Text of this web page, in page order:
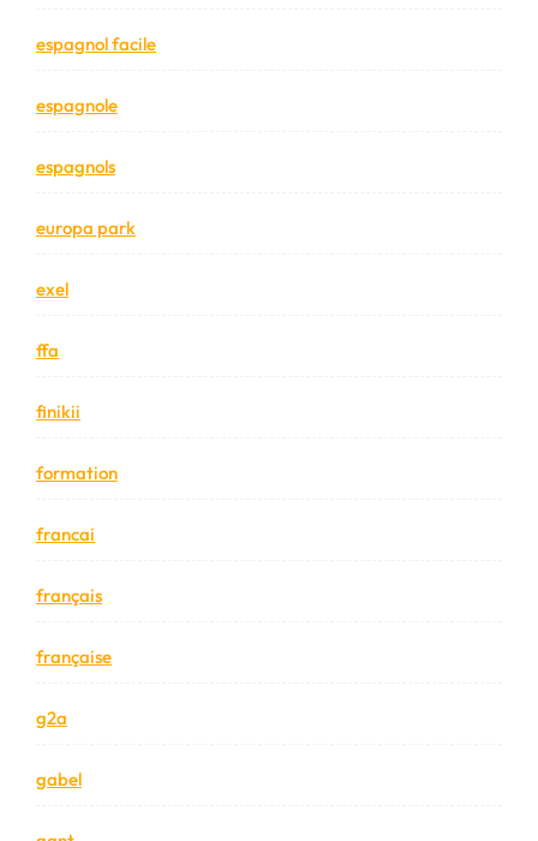
espagnol facile
espagnole
espagnols
europa park
exel
ffa
finikii
formation
francai
français
française
g2a
gabel